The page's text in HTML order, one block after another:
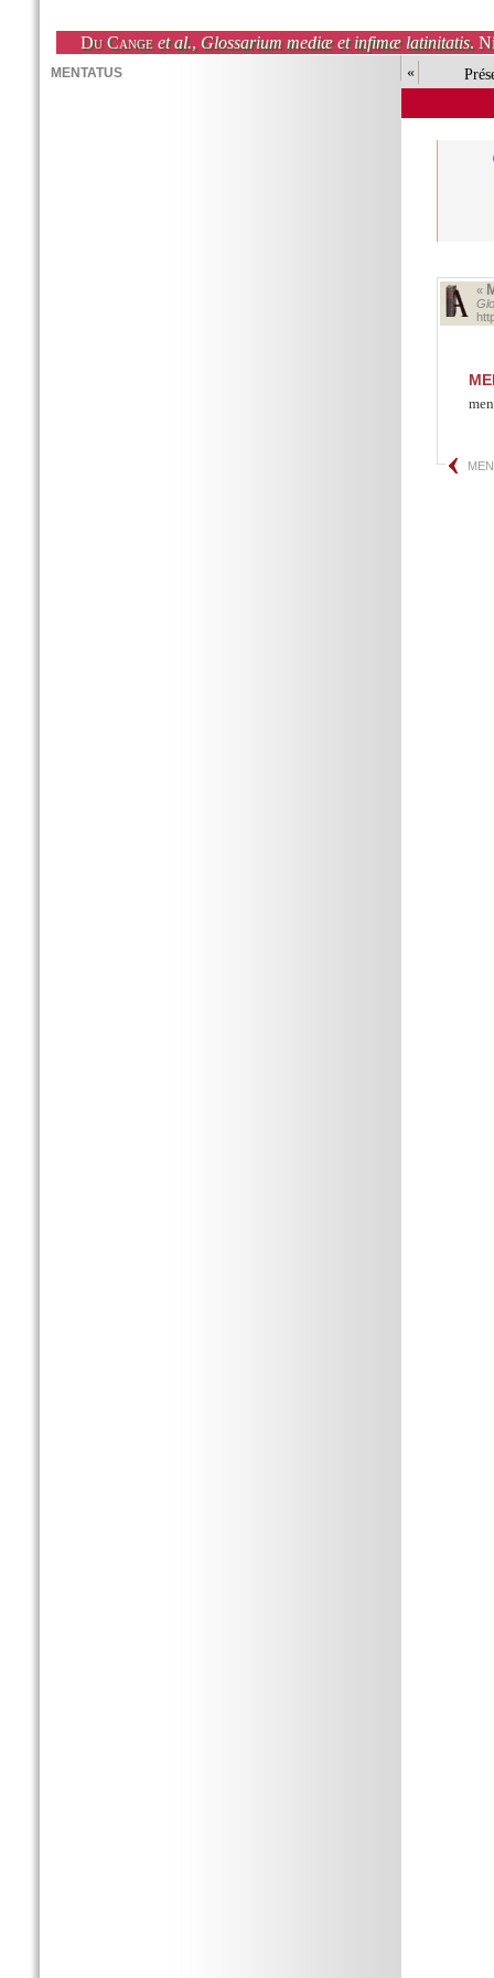
Du Cange et al., Glossarium mediæ et infimæ latinitatis.
«
«